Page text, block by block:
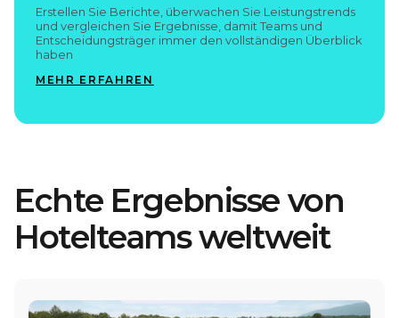
Erstellen Sie Berichte, überwachen Sie Leistungstrends
und vergleichen Sie Ergebnisse, damit Teams und
Entscheidungsträger immer den vollständigen Überblick
haben
MEHR ERFAHREN
Echte Ergebnisse von
Hotelteams weltweit